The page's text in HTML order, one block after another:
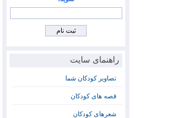
راهنمای سایت
تصاویر کودکان شما
قصه های کودکان
شعرهای کودکان